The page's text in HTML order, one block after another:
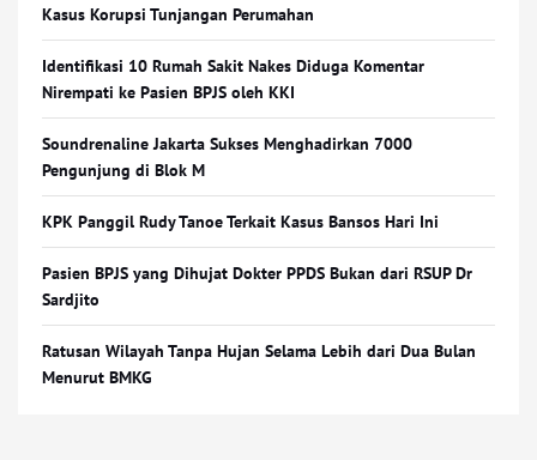
Kasus Korupsi Tunjangan Perumahan
Identifikasi 10 Rumah Sakit Nakes Diduga Komentar
Nirempati ke Pasien BPJS oleh KKI
Soundrenaline Jakarta Sukses Menghadirkan 7000
Pengunjung di Blok M
KPK Panggil Rudy Tanoe Terkait Kasus Bansos Hari Ini
Pasien BPJS yang Dihujat Dokter PPDS Bukan dari RSUP Dr
Sardjito
Ratusan Wilayah Tanpa Hujan Selama Lebih dari Dua Bulan
Menurut BMKG